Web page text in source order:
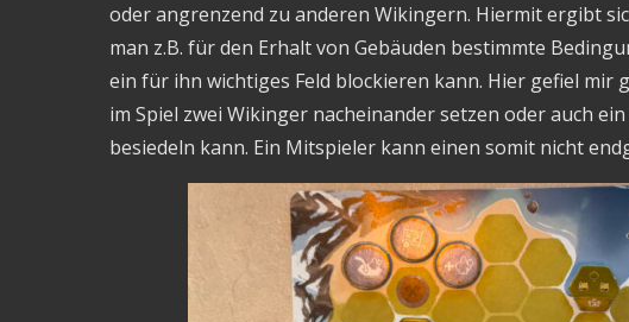
oder angrenzend zu anderen Wikingern. Hiermit ergibt
man z.B. für den Erhalt von Gebäuden bestimmte
ein für ihn wichtiges Feld blockieren kann. Hier gefiel mir
im Spiel zwei Wikinger nacheinander setzen oder auch
besiedeln kann. Ein Mitspieler kann einen somit nicht